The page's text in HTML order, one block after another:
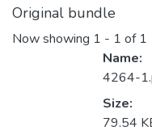
Original bundle
Now showing 1 - 1 of 1
Name:
4264-
Size:
79.54